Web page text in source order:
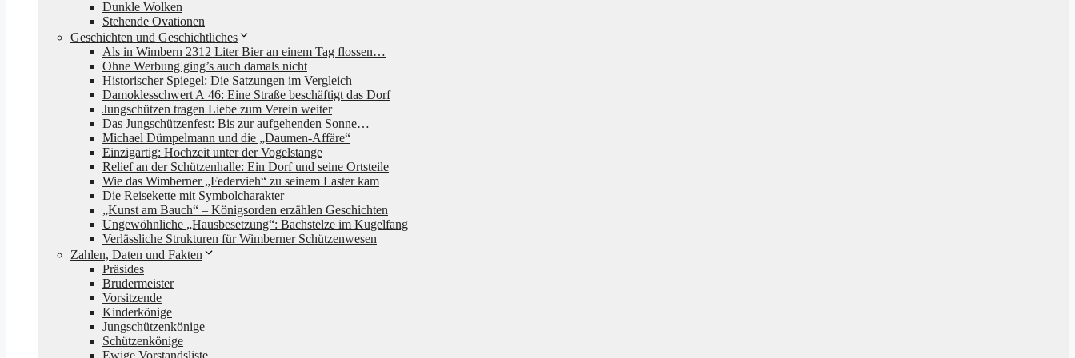
Dunkle Wolken
Stehende Ovationen
Geschichten und Geschichtliches
Als in Wimbern 2312 Liter Bier an einem Tag flossen…
Ohne Werbung ging’s auch damals nicht
Historischer Spiegel: Die Satzungen im Vergleich
Damoklesschwert A 46: Eine Straße beschäftigt das Dorf
Jungschützen tragen Liebe zum Verein weiter
Das Jungschützenfest: Bis zur aufgehenden Sonne…
Michael Dümpelmann und die „Daumen-Affäre“
Einzigartig: Hochzeit unter der Vogelstange
Relief an der Schützenhalle: Ein Dorf und seine Ortsteile
Wie das Wimberner „Federvieh“ zu seinem Laster kam
Die Reisekette mit Symbolcharakter
„Kunst am Bauch“ – Königsorden erzählen Geschichten
Ungewöhnliche „Hausbesetzung“: Bachstelze im Kugelfang
Verlässliche Strukturen für Wimberner Schützenwesen
Zahlen, Daten und Fakten
Präsides
Brudermeister
Vorsitzende
Kinderkönige
Jungschützenkönige
Schützenkönige